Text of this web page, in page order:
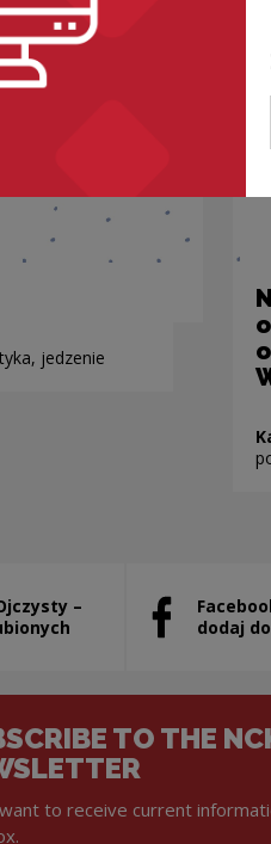
jedzenie
–
in a new window
dodaj
Note, the link
TO THE
to receive current